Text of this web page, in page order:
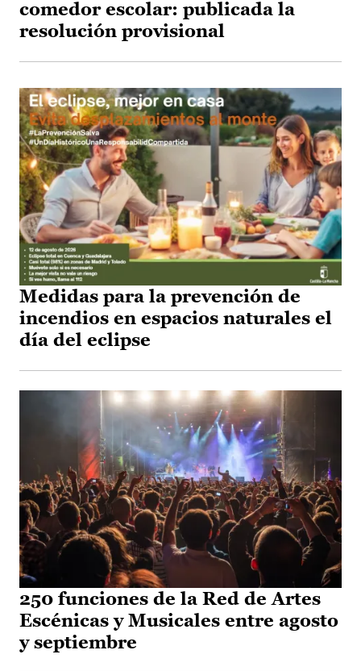
comedor escolar: publicada la
resolución provisional
Medidas para la prevención de
incendios en espacios naturales el
día del eclipse
250 funciones de la Red de Artes
Escénicas y Musicales entre agosto
y septiembre